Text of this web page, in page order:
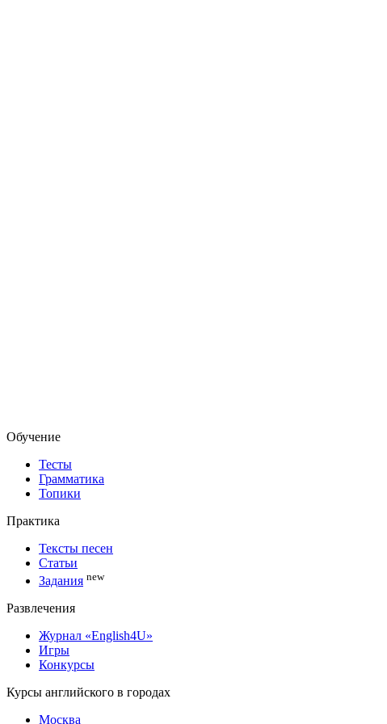
Обучение
Тесты
Грамматика
Топики
Практика
Тексты песен
Статьи
Задания new
Развлечения
Журнал «English4U»
Игры
Конкурсы
Курсы английского в городах
Москва